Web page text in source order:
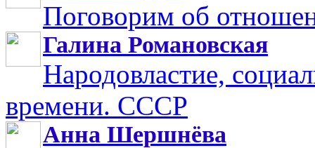
Поговорим об
Галина Романовская
Народовластие,
времени. СССР
Анна Шершнёва